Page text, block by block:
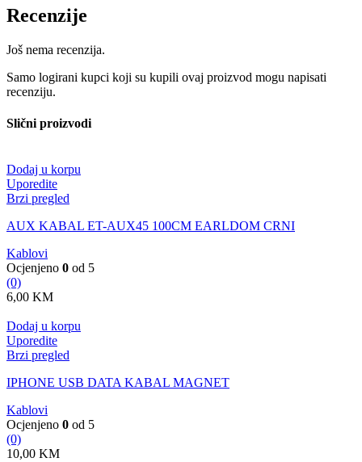
Recenzije
Još nema recenzija.
Samo logirani kupci koji su kupili ovaj proizvod mogu napisati
recenziju.
Slični proizvodi
Dodaj u korpu
Uporedite
Brzi pregled
AUX KABAL ET-AUX45 100CM EARLDOM CRNI
Kablovi
Ocjenjeno 0 od 5
(0)
6,00 KM
Dodaj u korpu
Uporedite
Brzi pregled
IPHONE USB DATA KABAL MAGNET
Kablovi
Ocjenjeno 0 od 5
(0)
10,00 KM